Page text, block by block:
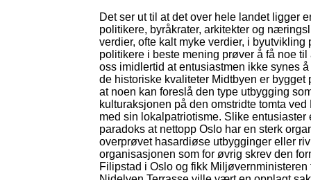
Det ser ut til at det over hele landet ligger
politikere, byråkrater, arkitekter og
verdier, ofte kalt myke verdier, i
politikere i beste mening prøver å få noe
oss imidlertid at entusiastmen ikke synes
de historiske kvaliteter Midtbyen er
at noen kan foreslå den type utbygging
kulturaksjonen på den omstridte tomta
med sin lokalpatriotisme. Slike
paradoks at nettopp Oslo har en sterk
overprøvet hasardiøse utbygginger eller
organisasjonen som for øvrig skrev den
Filipstad i Oslo og fikk